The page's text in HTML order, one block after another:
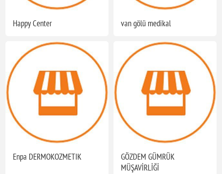
Happy Center van gölü medikal
Enpa DERMOKOZMETIK
GÖZDEM GÜMRÜK
MÜŞAVİRLİĞİ